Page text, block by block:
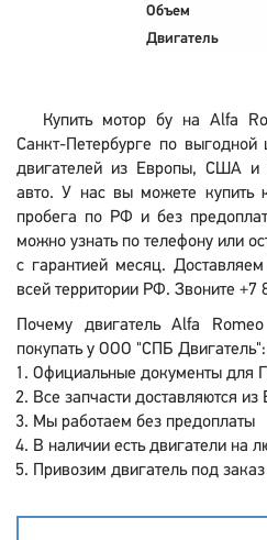
Объем
Двигатель
Купить мотор бу на Alfa
Санкт-Петербурге по
двигателей из Европы, США и
авто. У нас вы можете купить
пробега по РФ и без
можно узнать по телефону или
с гарантией месяц.
всей территории РФ. Звоните +7
Почему двигатель Alfa
покупать у ООО "СПБ Двигатель":
Официальные документы для
Все запчасти доставляются из
Мы работаем без предоплаты
В наличии есть двигатели на
Привозим двигатель под